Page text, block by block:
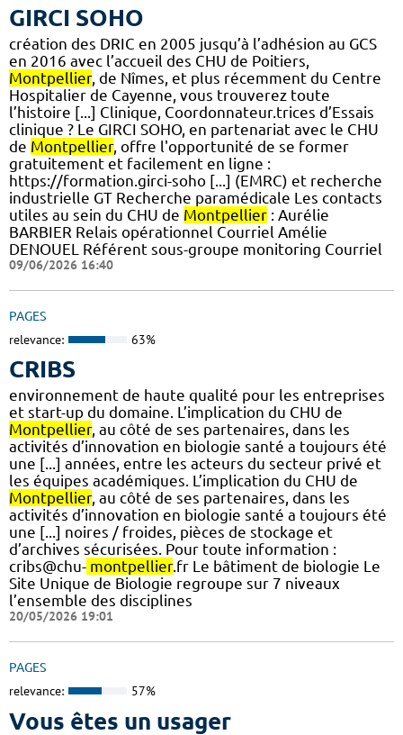
GIRCI SOHO
création des DRIC en 2005 jusqu’à l’adhésion au GCS
en 2016 avec l’accueil des CHU de Poitiers,
Montpellier, de Nîmes, et plus récemment du Centre
Hospitalier de Cayenne, vous trouverez toute
l’histoire [...] Clinique, Coordonnateur.trices d’Essais
clinique ? Le GIRCI SOHO, en partenariat avec le CHU
de Montpellier, offre l'opportunité de se former
gratuitement et facilement en ligne :
https://formation.girci-soho [...] (EMRC) et recherche
industrielle GT Recherche paramédicale Les contacts
utiles au sein du CHU de Montpellier : Aurélie
BARBIER Relais opérationnel Courriel Amélie
DENOUEL Référent sous-groupe monitoring Courriel
09/06/2026 16:40
PAGES
relevance: 63%
CRIBS
environnement de haute qualité pour les entreprises
et start-up du domaine. L’implication du CHU de
Montpellier, au côté de ses partenaires, dans les
activités d’innovation en biologie santé a toujours été
une [...] années, entre les acteurs du secteur privé et
les équipes académiques. L’implication du CHU de
Montpellier, au côté de ses partenaires, dans les
activités d’innovation en biologie santé a toujours été
une [...] noires / froides, pièces de stockage et
d’archives sécurisées. Pour toute information :
cribs@chu- montpellier.fr Le bâtiment de biologie Le
Site Unique de Biologie regroupe sur 7 niveaux
l’ensemble des disciplines
20/05/2026 19:01
PAGES
relevance: 57%
Vous êtes un usager